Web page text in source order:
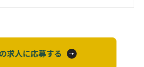
求人に応募する